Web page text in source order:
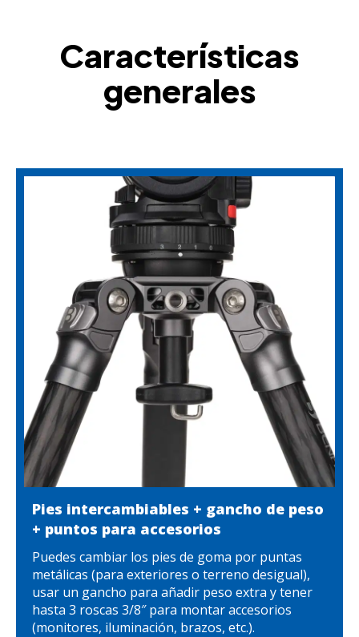
Características
generales
Pies intercambiables + gancho de peso
+ puntos para accesorios
Puedes cambiar los pies de goma por puntas
metálicas (para exteriores o terreno desigual),
usar un gancho para añadir peso extra y tener
hasta 3 roscas 3/8″ para montar accesorios
(monitores, iluminación, brazos, etc.).